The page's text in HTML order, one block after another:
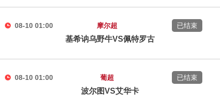
08-10 01:00 摩尔超
基希讷乌野牛VS佩特罗古
已结束
08-10 01:00 葡超
波尔图VS艾华卡
已结束